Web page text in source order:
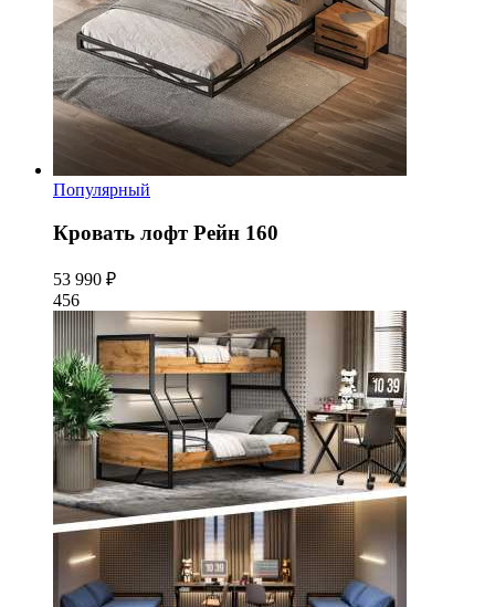
Популярный
Кровать лофт Рейн 160
53 990 ₽
456